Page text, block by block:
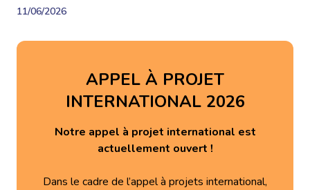
11/06/2026
APPEL À PROJET
INTERNATIONAL 2026
Notre appel à projet international est
actuellement ouvert !
Dans le cadre de l’appel à projets international,